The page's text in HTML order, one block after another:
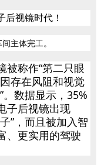
主体完工。
被称作“第二只眼
存在风阻和视觉
。数据显示，35%
子后视镜出现
”，而且被加入智
、更实用的驾驶